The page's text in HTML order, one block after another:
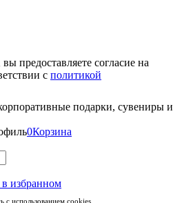
предоставляете согласие на
с политикой
подарки, сувениры и
0Корзина
избранном
с использованием cookies